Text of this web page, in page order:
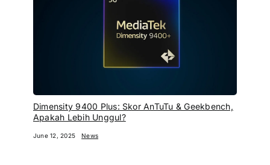
Dimensity 9400 Plus: Skor AnTuTu & Geekbench,
Apakah Lebih Unggul?
June 12, 2025 News